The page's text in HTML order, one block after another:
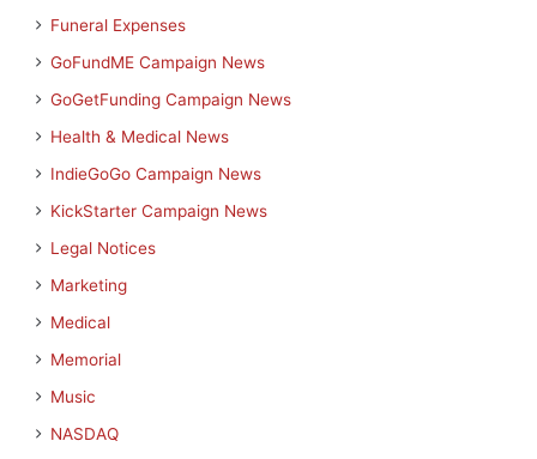
Funeral Expenses
GoFundME Campaign News
GoGetFunding Campaign News
Health & Medical News
IndieGoGo Campaign News
KickStarter Campaign News
Legal Notices
Marketing
Medical
Memorial
Music
NASDAQ